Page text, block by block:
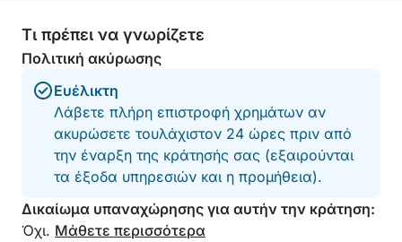
Τι πρέπει να γνωρίζετε
Πολιτική ακύρωσης
Ευέλικτη
Λάβετε πλήρη επιστροφή χρημάτων αν
ακυρώσετε τουλάχιστον 24 ώρες πριν από
την έναρξη της κράτησής σας (εξαιρούνται
τα έξοδα υπηρεσιών και η προμήθεια).
Δικαίωμα υπαναχώρησης για αυτήν την κράτηση:
Όχι. Μάθετε περισσότερα